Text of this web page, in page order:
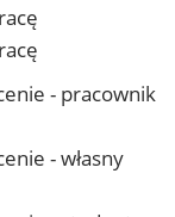
- pracownik
- własny